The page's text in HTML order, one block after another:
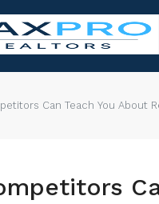
Can Teach You About